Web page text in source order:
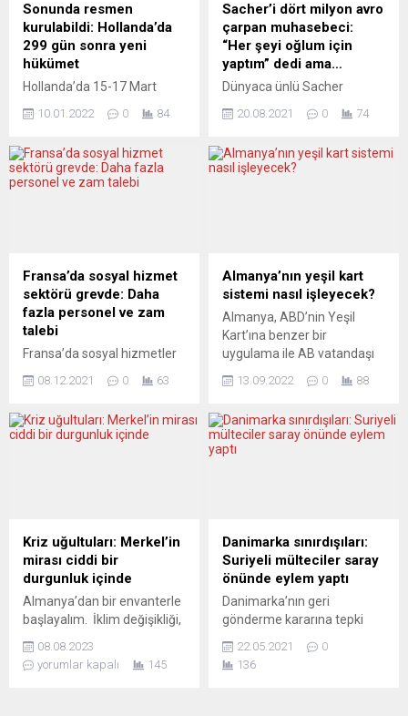
Sonunda resmen
kurulabildi: Hollanda’da
299 gün sonra yeni
hükümet
Hollanda’da 15-17 Mart
seçimden 299 gün sonra
Dilan Yeşilgöz-Zegerius ve
Günay Uslu da yeni kabinede
Demokrat 66 (D66) ve
Hristiyan Birlik Partisi’nden
(CU) oluşan dört partili yeni
koalisyon hükümeti göreve...
10.01.2022 0 84
Sacher’i dört milyon avro
çarpan muhasebeci:
“Her şeyi oğlum için
yaptım” dedi ama…
Dünyaca ünlü Sacher
çalışanının, işyerini 1 milyon
dolandırdığı ortaya çıktı.
Avusturya’nın star
uyuşturucu borçları için
yaptığını söyledi. Avusturya
ünlü tarihi Hotel Sacher
dolandırıcılığını konuşmaya
devam ediyor. Oğlunun
kumar ve...
20.08.2021 0 74
Fransa’da sosyal hizmet
sektörü grevde: Daha
fazla personel ve zam
talebi
Fransa’da sosyal hizmetler
personel ve finansman
genelinde greve gitti.
Başkent Paris’te Saint-
yürüdü. Organizatörler,
Paris’teki gösteriye yaklaşık
8 bin kişinin katıldığını
belirtti. Göstericilerden
Audrey Tellier, AA
muhabirine yaptığı
açıklamada, otizmli
çocuklarla ilgilenen Medikal-
08.12.2021 0 63
Almanya’nın yeşil kart
sistemi nasıl işleyecek?
Almanya, ABD’nin Yeşil
Kart’ına benzer bir
uygulama ile AB vatandaşı
Almanya’da çalışmasını
bu sistem nasıl işleyecek?
Dünyanın en büyük
şikayetçi. Çalışma Bakanlığı
da iş gücünde yaşanan
eksikliğin, ekonomik
büyümeyi sekteye uğrattığı
uyarısında...
13.09.2022 0 88
Kriz uğultuları: Merkel’in
mirası ciddi bir
durgunluk içinde
Almanya’dan bir envanterle
başlayalım. İklim değişikliği,
eksiği, ordu, kalifiye eleman
eksikliği, dijitalleşme, yapay
08.08.2023
yorumlar kapalı
145
Danimarka sınırdışıları:
Suriyeli mülteciler saray
önünde eylem yaptı
Danimarka’nın geri
gönderme kararına tepki
parlamento binasını da
barındıran Christiansborg
22.05.2021
0
136